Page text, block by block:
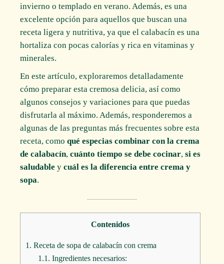
invierno o templado en verano. Además, es una
excelente opción para aquellos que buscan una
receta ligera y nutritiva, ya que el calabacín es una
hortaliza con pocas calorías y rica en vitaminas y
minerales.
En este artículo, exploraremos detalladamente
cómo preparar esta cremosa delicia, así como
algunos consejos y variaciones para que puedas
disfrutarla al máximo. Además, responderemos a
algunas de las preguntas más frecuentes sobre esta
receta, comoqué especias combinar con la crema
de calabacín,cuánto tiempo se debe cocinar,si es
saludable ycuál es la diferencia entre crema y
sopa.
Contenidos
1. Receta de sopa de calabacín con crema
1.1. Ingredientes necesarios: